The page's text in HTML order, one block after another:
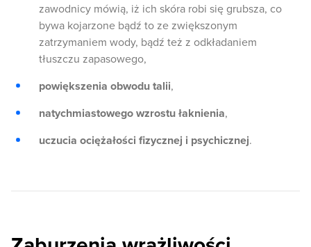
zawodnicy mówią, iż ich skóra robi się grubsza, co
bywa kojarzone bądź to ze zwiększonym
zatrzymaniem wody, bądź też z odkładaniem
tłuszczu zapasowego,
powiększenia obwodu talii,
natychmiastowego wzrostu łaknienia,
uczucia ociężałości fizycznej i psychicznej.